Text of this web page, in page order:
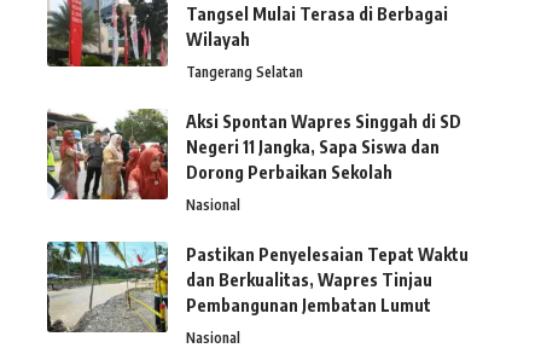
Tangsel Mulai Terasa di Berbagai
Wilayah
Tangerang Selatan
Aksi Spontan Wapres Singgah di SD
Negeri 11 Jangka, Sapa Siswa dan
Dorong Perbaikan Sekolah
Nasional
Pastikan Penyelesaian Tepat Waktu
dan Berkualitas, Wapres Tinjau
Pembangunan Jembatan Lumut
Nasional